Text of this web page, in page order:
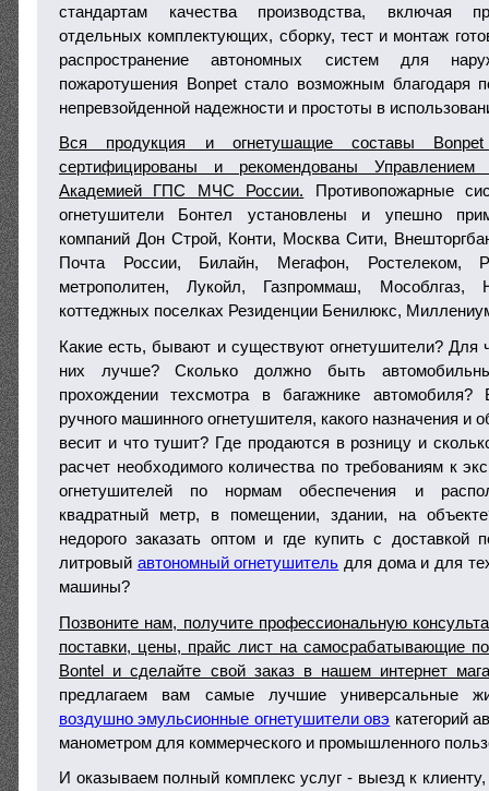
стандартам качества производства, включая
отдельных комплектующих, сборку, тест и монтаж
распространение автономных систем для
пожаротушения Bonpet стало возможным благодаря
непревзойденной надежности и простоты в
Вся продукция и огнетушащие составы
сертифицированы и рекомендованы
Академией ГПС МЧС России. Противопожарные
огнетушители Бонтел установлены и упешно
компаний Дон Строй, Конти, Москва Сити,
Почта России, Билайн, Мегафон, Ростелеком,
метрополитен, Лукойл, Газпроммаш, Мособлгаз,
коттеджных поселках Резиденции Бенилюкс,
Какие есть, бывают и существуют огнетушители? Для
них лучше? Сколько должно быть
прохождении техсмотра в багажнике
ручного машинного огнетушителя, какого назначения и
весит и что тушит? Где продаются в розницу и
расчет необходимого количества по требованиям к
огнетушителей по нормам обеспечения и
квадратный метр, в помещении, здании, на
недорого заказать оптом и где купить с
литровый автономный огнетушитель для дома и для
машины?
Позвоните нам, получите профессиональную
поставки, цены, прайс лист на самосрабатывающие
Bontel и сделайте свой заказ в нашем интернет
предлагаем вам самые лучшие универсальные
воздушно эмульсионные огнетушители овэ категорий
манометром для коммерческого и промышленного
И оказываем полный комплекс услуг - выезд к клиенту,